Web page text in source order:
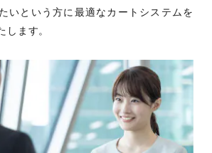
いという方に最適なカートシステムを
します。